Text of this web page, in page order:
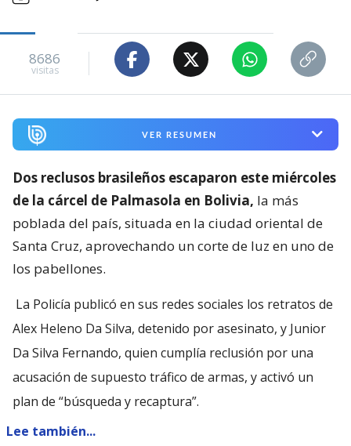
8686
visitas
VER RESUMEN
Dos reclusos brasileños escaparon este miércoles
de la cárcel de Palmasola en Bolivia, la más
poblada del país, situada en la ciudad oriental de
Santa Cruz, aprovechando un corte de luz en uno de
los pabellones.
La Policía publicó en sus redes sociales los retratos de
Alex Heleno Da Silva, detenido por asesinato, y Junior
Da Silva Fernando, quien cumplía reclusión por una
acusación de supuesto tráfico de armas, y activó un
plan de “búsqueda y recaptura”.
Lee también...